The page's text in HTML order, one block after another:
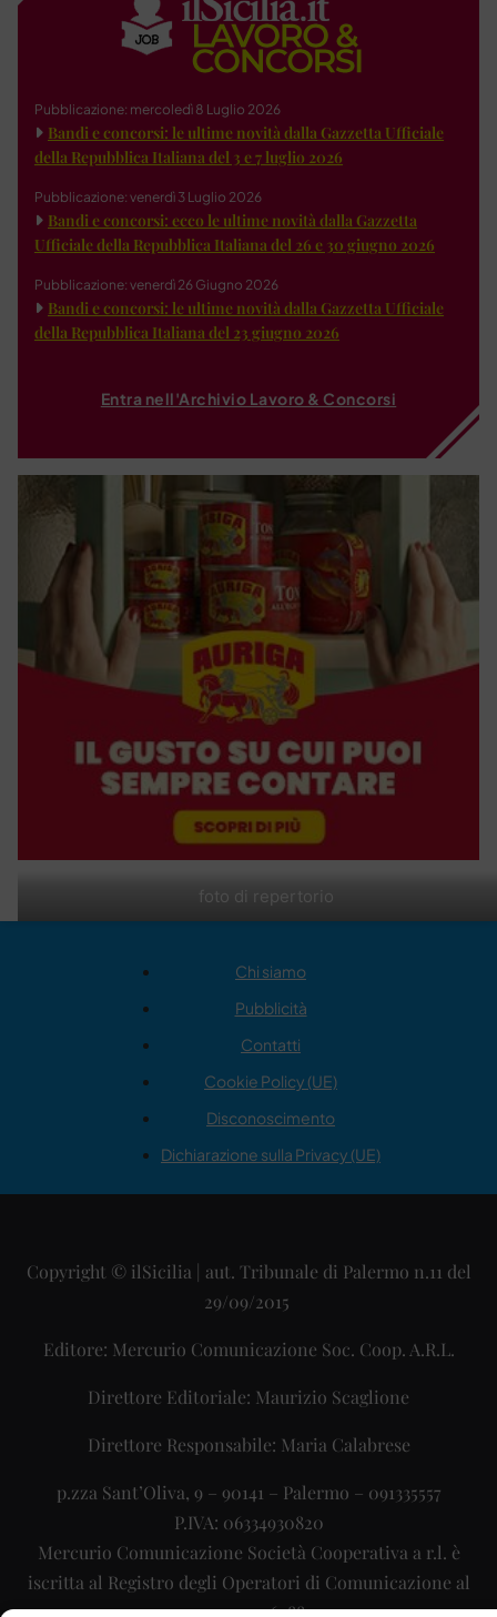
foto di repertorio
Pubblicazione: mercoledì 8 Luglio 2026
Bandi e concorsi: le ultime novità dalla Gazzetta Ufficiale
della Repubblica Italiana del 3 e 7 luglio 2026
Pubblicazione: venerdì 3 Luglio 2026
Bandi e concorsi: ecco le ultime novità dalla Gazzetta
Ufficiale della Repubblica Italiana del 26 e 30 giugno 2026
Pubblicazione: venerdì 26 Giugno 2026
Bandi e concorsi: le ultime novità dalla Gazzetta Ufficiale
della Repubblica Italiana del 23 giugno 2026
Entra nell'Archivio Lavoro & Concorsi
Chi siamo
Pubblicità
Contatti
Cookie Policy (UE)
Disconoscimento
Dichiarazione sulla Privacy (UE)
Copyright © ilSicilia | aut. Tribunale di Palermo n.11 del
29/09/2015
Editore: Mercurio Comunicazione Soc. Coop. A.R.L.
Direttore Editoriale: Maurizio Scaglione
Direttore Responsabile: Maria Calabrese
p.zza Sant’Oliva, 9 – 90141 – Palermo – 091335557
P.IVA: 06334930820
Mercurio Comunicazione Società Cooperativa a r.l. è
iscritta al Registro degli Operatori di Comunicazione al
numero 26988